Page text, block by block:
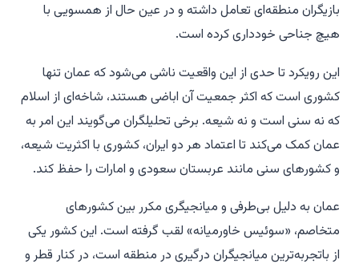
بازیگران منطقه‌ای تعامل داشته و در عین حال از همسویی با
هیچ جناحی خودداری کرده است.
این رویکرد تا حدی از این واقعیت ناشی می‌شود که عمان تنها
کشوری است که اکثر جمعیت آن اباضی هستند، شاخه‌ای از اسلام
که نه سنی است و نه شیعه. برخی تحلیلگران می‌گویند این امر به
عمان کمک می‌کند تا اعتماد هر دو ایران، کشوری با اکثریت شیعه،
و کشورهای سنی مانند عربستان سعودی و امارات را حفظ کند.
عمان به دلیل بی‌طرفی و میانجیگری مکرر بین کشورهای
متخاصم، «سوئیس خاورمیانه» لقب گرفته است. این کشور یکی
از باتجربه‌ترین میانجیگران درگیری در منطقه است، در کنار قطر و